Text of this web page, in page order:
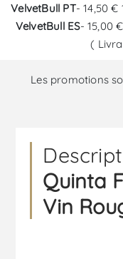
VelvetBull PT- 14,50 €
VelvetBull ES- 15,00
(
Les promotions
Quinta
Vin